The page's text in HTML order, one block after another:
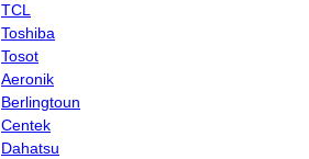
TCL
Toshiba
Tosot
Aeronik
Berlingtoun
Centek
Dahatsu